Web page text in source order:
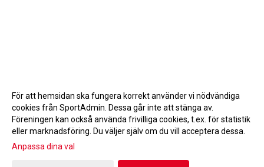
Gå till Webbversion
För att hemsidan ska fungera korrekt använder vi nödvändiga
cookies från SportAdmin. Dessa går inte att stänga av.
Föreningen kan också använda frivilliga cookies, t.ex. för statistik
eller marknadsföring. Du väljer själv om du vill acceptera dessa.
Anpassa dina val